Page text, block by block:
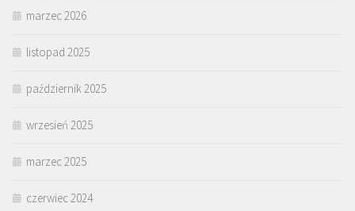
marzec 2026
listopad 2025
październik 2025
wrzesień 2025
marzec 2025
czerwiec 2024